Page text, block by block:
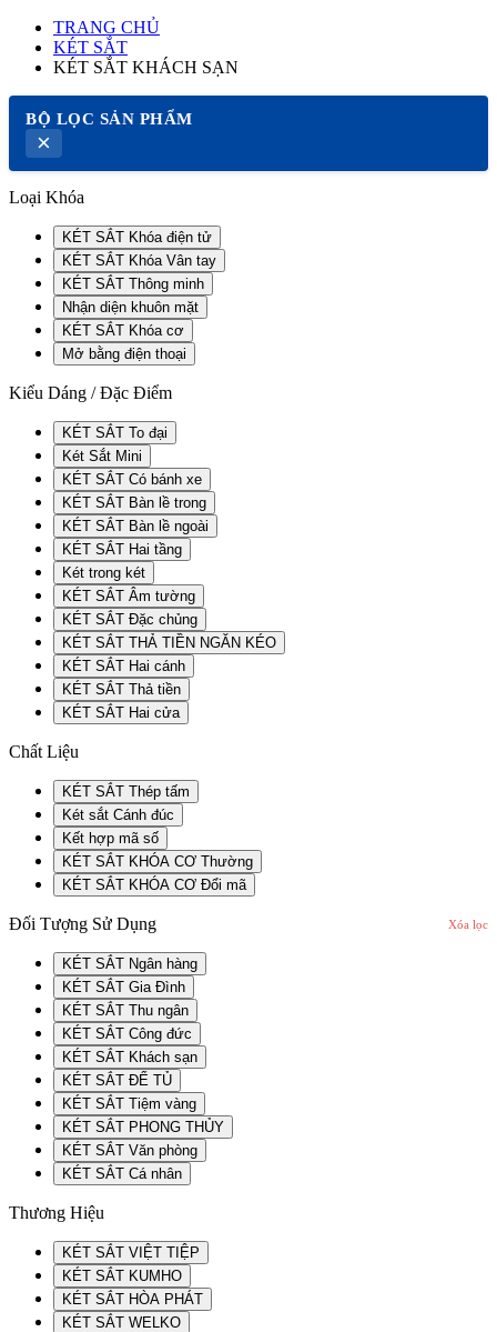
TRANG CHỦ
KÉT SẮT
KÉT SẮT KHÁCH SẠN
BỘ LỌC SẢN PHẨM
×
Loại Khóa
KÉT SẮT Khóa điện tử
KÉT SẮT Khóa Vân tay
KÉT SẮT Thông minh
Nhận diện khuôn mặt
KÉT SẮT Khóa cơ
Mở bằng điện thoại
Kiểu Dáng / Đặc Điểm
KÉT SẮT To đại
Két Sắt Mini
KÉT SẮT Có bánh xe
KÉT SẮT Bàn lề trong
KÉT SẮT Bàn lề ngoài
KÉT SẮT Hai tầng
Két trong két
KÉT SẮT Âm tường
KÉT SẮT Đặc chủng
KÉT SẮT THẢ TIỀN NGĂN KÉO
KÉT SẮT Hai cánh
KÉT SẮT Thả tiền
KÉT SẮT Hai cửa
Chất Liệu
KÉT SẮT Thép tấm
Két sắt Cánh đúc
Kết hợp mã số
KÉT SẮT KHÓA CƠ Thường
KÉT SẮT KHÓA CƠ Đổi mã
Đối Tượng Sử Dụng Xóa lọc
KÉT SẮT Ngân hàng
KÉT SẮT Gia Đình
KÉT SẮT Thu ngân
KÉT SẮT Công đức
KÉT SẮT Khách sạn
KÉT SẮT ĐỂ TỦ
KÉT SẮT Tiệm vàng
KÉT SẮT PHONG THỦY
KÉT SẮT Văn phòng
KÉT SẮT Cá nhân
Thương Hiệu
KÉT SẮT VIỆT TIỆP
KÉT SẮT KUMHO
KÉT SẮT HÒA PHÁT
KÉT SẮT WELKO